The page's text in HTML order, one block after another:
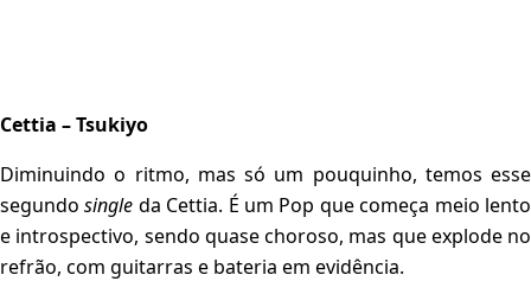
Cettia – Tsukiyo
Diminuindo o ritmo, mas só um pouquinho, temos esse
segundosingle da Cettia. É um Pop que começa meio lento
e introspectivo, sendo quase choroso, mas que explode no
refrão, com guitarras e bateria em evidência.